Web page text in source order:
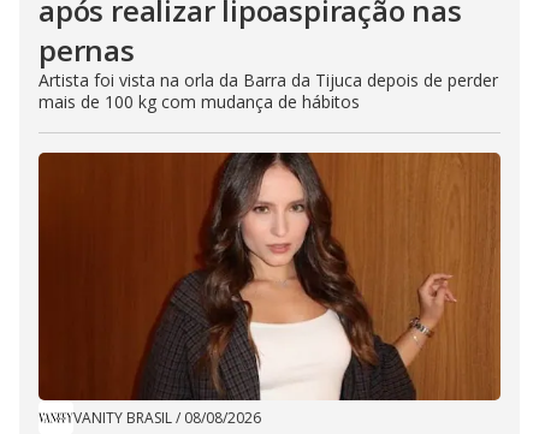
após realizar lipoaspiração nas
pernas
Artista foi vista na orla da Barra da Tijuca depois de perder
mais de 100 kg com mudança de hábitos
VANITY BRASIL/ 08/08/2026